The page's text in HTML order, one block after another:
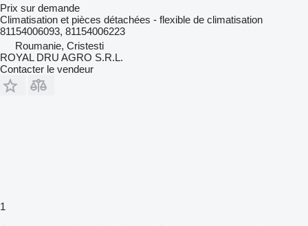
Prix sur demande
Climatisation et pièces détachées - flexible de climatisation
81154006093, 81154006223
Roumanie, Cristesti
ROYAL DRU AGRO S.R.L.
Contacter le vendeur
1